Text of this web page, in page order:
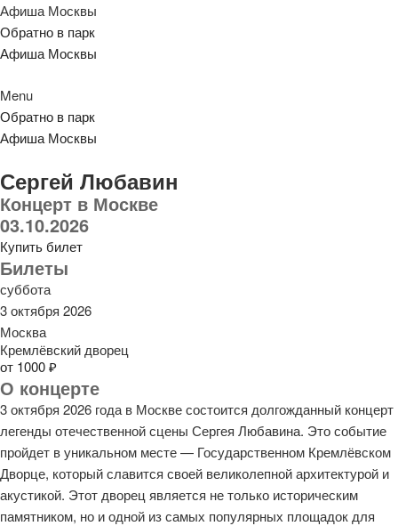
Афиша Москвы
Обратно в парк
Афиша Москвы
Menu
Обратно в парк
Афиша Москвы
Сергей Любавин
Концерт в Москве
03.10.2026
Купить билет
Билеты
суббота
3 октября 2026
Москва
Кремлёвский дворец
от 1000 ₽
О концерте
3 октября 2026 года в Москве состоится долгожданный концерт
легенды отечественной сцены Сергея Любавина. Это событие
пройдет в уникальном месте — Государственном Кремлёвском
Дворце, который славится своей великолепной архитектурой и
акустикой. Этот дворец является не только историческим
памятником, но и одной из самых популярных площадок для